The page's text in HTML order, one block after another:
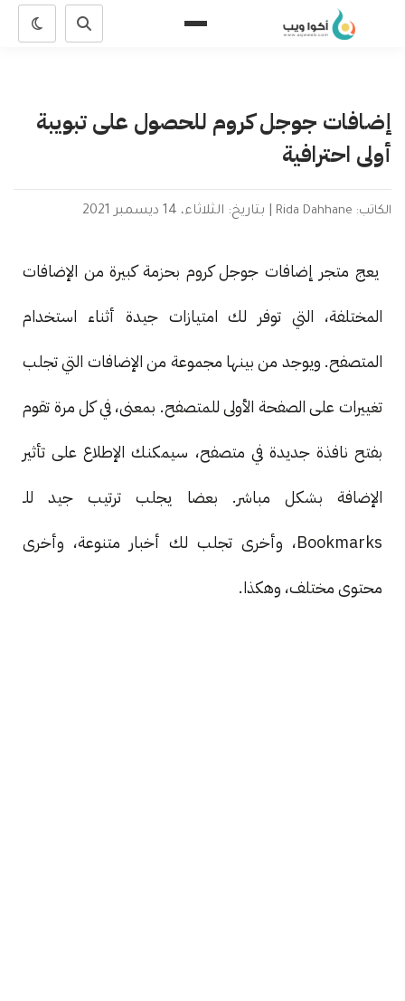
إضافات جوجل كروم للحصول على تبويبة
أولى احترافية
الكاتب: Rida Dahhane بتاريخ: الثلاثاء، 14 ديسمبر 2021
يعج متجر إضافات جوجل كروم بحزمة كبيرة من الإضافات
المختلفة، التي توفر لك امتيازات جيدة أثناء استخدام
المتصفح. ويوجد من بينها مجموعة من الإضافات التي تجلب
تغييرات على الصفحة الأولى للمتصفح. بمعنى، في كل مرة تقوم
بفتح نافذة جديدة في متصفح، سيمكنك الإطلاع على تأثير
الإضافة بشكل مباشر. بعضا يجلب ترتيب جيد للـ
Bookmarks، وأخرى تجلب لك أخبار متنوعة، وأخرى
محتوى مختلف، وهكذا.